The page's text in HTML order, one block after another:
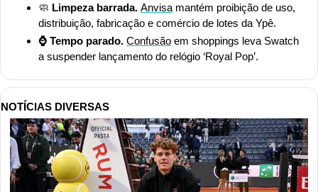
🧼 Limpeza barrada. Anvisa mantém proibição de uso,
distribuição, fabricação e comércio de lotes da Ypê.
⌚ Tempo parado. Confusão em shoppings leva Swatch
a suspender lançamento do relógio ‘Royal Pop’.
NOTÍCIAS DIVERSAS